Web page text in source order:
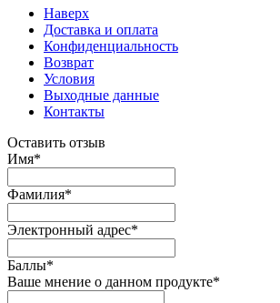
Наверх
Доставка и оплата
Конфиденциальность
Возврат
Условия
Выходные данные
Контакты
Оставить отзыв
Имя*
Фамилия*
Электронный адрес*
Баллы*
Ваше мнение о данном продукте*